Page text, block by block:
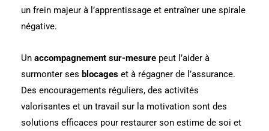
un frein majeur à l’apprentissage et entraîner une spirale
négative.
Un accompagnement sur-mesure peut l’aider à
surmonter ses blocages et à régagner de l’assurance.
Des encouragements réguliers, des activités
valorisantes et un travail sur la motivation sont des
solutions efficaces pour restaurer son estime de soi et